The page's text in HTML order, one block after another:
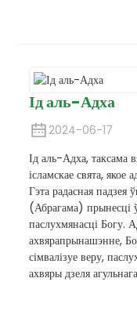
Ід аль-Адха
2024-06-17
Ід аль-Адха, таксама
ісламскае свята, якое
Гэта радасная падзея
(Абрагама) прынесці
паслухмянасці Богу.
ахвярапрынашэнне,
сімвалізуе веру,
ахвяры дзеля